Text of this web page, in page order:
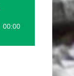
00:00